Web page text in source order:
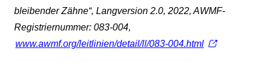
bleibender Zähne“, Langversion 2.0, 2022, AWMF-
Registriernummer: 083-004,
www.awmf.org/leitlinien/detail/ll/083-004.html